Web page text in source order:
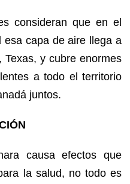
consideran que en el
esa capa de aire llega a
Texas, y cubre enormes
a todo el territorio
juntos.
causa efectos que
la salud, no todo es